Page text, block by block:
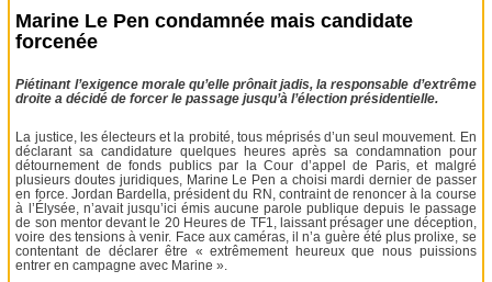
Marine Le Pen condamnée mais candidate
forcenée
Piétinant l’exigence morale qu’elle prônait jadis, la responsable d’extrême
droite a décidé de forcer le passage jusqu’à l’élection présidentielle.
La justice, les électeurs et la probité, tous méprisés d’un seul mouvement. En
déclarant sa candidature quelques heures après sa condamnation pour
détournement de fonds publics par la Cour d’appel de Paris, et malgré
plusieurs doutes juridiques, Marine Le Pen a choisi mardi dernier de passer
en force. Jordan Bardella, président du RN, contraint de renoncer à la course
à l’Élysée, n’avait jusqu’ici émis aucune parole publique depuis le passage
de son mentor devant le 20 Heures de TF1, laissant présager une déception,
voire des tensions à venir. Face aux caméras, il n’a guère été plus prolixe, se
contentant de déclarer être « extrêmement heureux que nous puissions
entrer en campagne avec Marine ».